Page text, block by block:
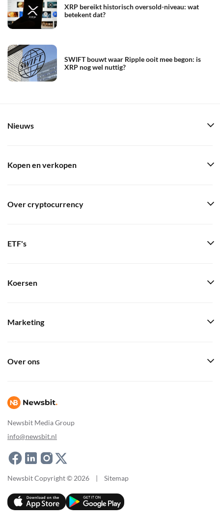
XRP bereikt historisch oversold-niveau: wat
betekent dat?
SWIFT bouwt waar Ripple ooit mee begon: is
XRP nog wel nuttig?
Newsbit Media Group
info@newsbit.nl
Nieuws
Kopen en verkopen
Over cryptocurrency
ETF's
Koersen
Marketing
Over ons
Newsbit Copyright © 2026 | Sitemap